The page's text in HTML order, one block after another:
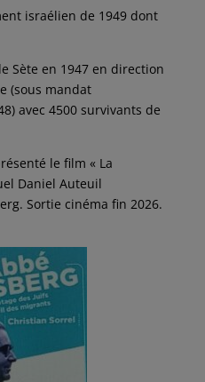
israélien de 1949 dont
Sète en 1947 en direction
(sous mandat
avec 4500 survivants de
le film « La
Daniel Auteuil
Sortie cinéma fin 2026.